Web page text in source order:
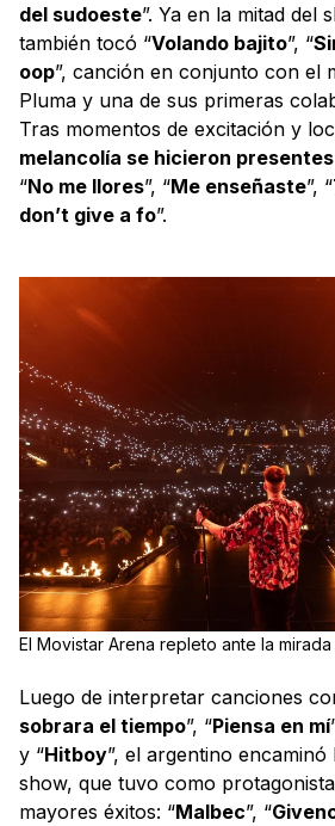
del sudoeste”. Ya en la mitad del
también tocó “Volando bajito”, “
oop”, canción en conjunto con el
Pluma y una de sus primeras
Tras momentos de excitación y
melancolía se hicieron presentes
“No me llores”, “Me enseñaste”, “
don’t give a fo”.
El Movistar Arena repleto ante la
Luego de interpretar canciones
sobrara el tiempo”, “Piensa en mí
y “Hitboy”, el argentino
show, que tuvo como
mayores éxitos: “Malbec”, “